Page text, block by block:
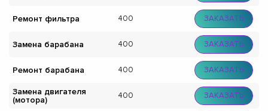
Ремонт фильтра 400 ЗАКАЗАТЬ
Замена барабана 400 ЗАКАЗАТЬ
Ремонт барабана 400 ЗАКАЗАТЬ
Замена двигателя
(мотора)
400 ЗАКАЗАТЬ